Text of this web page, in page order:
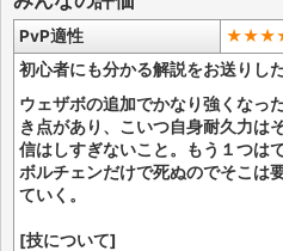
PvP適性
初心者にも分かる解説をお送りし
ウェザボの追加でかなり強くなっ
き点があり、こいつ自身耐久力は
信はしすぎないこと。もう１つは
ボルチェンだけで死ぬのでそこは
ていく。
[技について]